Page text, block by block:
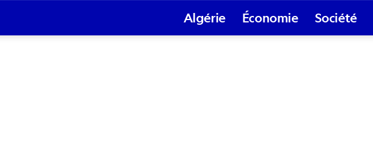
Algérie Économie Société